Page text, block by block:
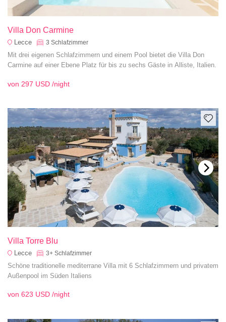
Villa Don Carmine
Lecce 3 Schlafzimmer
Mit drei eigenen Schlafzimmern und einem Pool bietet die Villa Don
Carmine auf einer Ebene Platz für bis zu sechs Gäste in Alliste, Italien.
von 297 USD /night
Villa Torre Blu
Lecce 3+ Schlafzimmer
Schöne traditionelle mediterrane Villa mit 6 Schlafzimmern und privatem
Außenpool im Süden Italiens
von 623 USD /night